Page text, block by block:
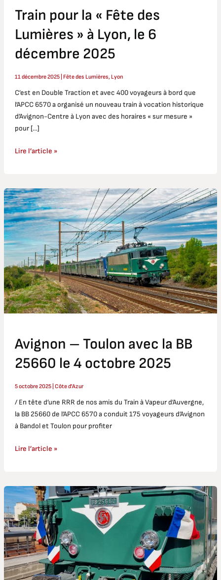
Train pour la « Fête des
Lumières » à Lyon, le 6
décembre 2025
11 décembre 2025 Fête des Lumières, Lyon
C’est en Double Traction et avec 400 voyageurs à bord que
l’APCC 6570 a organisé un nouveau train à vocation historique
d’Avignon-Centre à Lyon avec des horaires « sur mesure »
pour […]
Lire l’article »
Avignon – Toulon avec la BB
25660 le 4 octobre 2025
5 octobre 2025 Côte d'Azur
/ En tête d’une RRR de nos amis du Train à Vapeur d’Auvergne,
la BB 25660 de l’APCC 6570 a conduit 175 voyageurs d’Avignon
à Bandol et Toulon pour profiter
Avignon
–
Toulon
avec
la
BB
25660
le
4
octobre
2025
Lire l’article »
La
BB
25660
aux
Journées
Européennes
du
Patrimoine